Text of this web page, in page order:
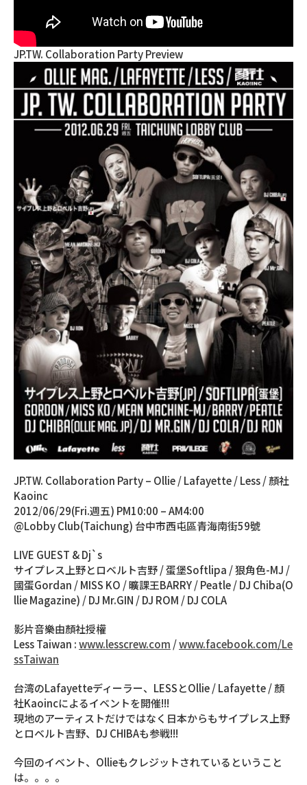
JP.TW. Collaboration Party Preview
JP.TW. Collaboration Party – Ollie / Lafayette / Less / 顏社
Kaoinc
2012/06/29(Fri.週五) PM10:00 – AM4:00
@Lobby Club(Taichung) 台中市西屯區青海南街59號
LIVE GUEST & Dj`s
サイプレス上野とロベルト吉野 / 蛋堡Softlipa / 狠角色-MJ /
國蛋Gordan / MISS KO / 曠課王BARRY / Peatle / DJ Chiba(O
llie Magazine) / DJ Mr.GIN / DJ ROM / DJ COLA
影片音樂由顏社授權
Less Taiwan :www.lesscrew.com /www.facebook.com/Le
ssTaiwan
台湾のLafayetteディーラー、LESSとOllie / Lafayette / 顏
社Kaoincによるイベントを開催!!!
現地のアーティストだけではなく日本からもサイプレス上野
とロベルト吉野、DJ CHIBAも参戦!!!
今回のイベント、Ollieもクレジットされているということ
は。。。。